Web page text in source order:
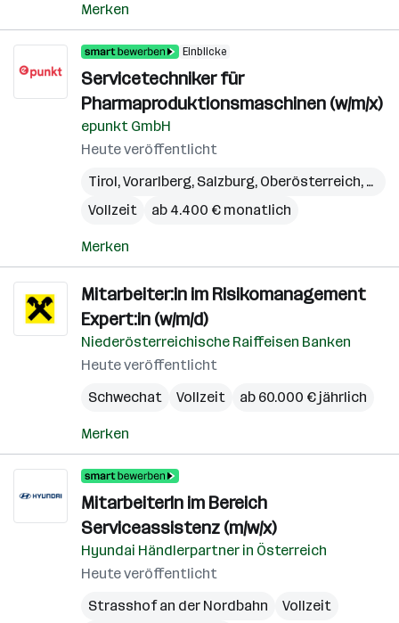
Merken
Einblicke
Servicetechniker für
Pharmaproduktionsmaschinen (w/m/x)
epunkt GmbH
Heute veröffentlicht
Tirol,Vorarlberg, Salzburg, Oberösterreich,
Vollzeit
ab 4.400 € monatlich
Merken
Mitarbeiter:in im Risikomanagement
Expert:in (w/m/d)
Niederösterreichische Raiffeisen Banken
Heute veröffentlicht
Schwechat
Vollzeit ab 60.000 € jährlich
Merken
MitarbeiterIn im Bereich
Serviceassistenz (m/w/x)
Hyundai Händlerpartner in Österreich
Heute veröffentlicht
Strasshof an der Nordbahn
Vollzeit